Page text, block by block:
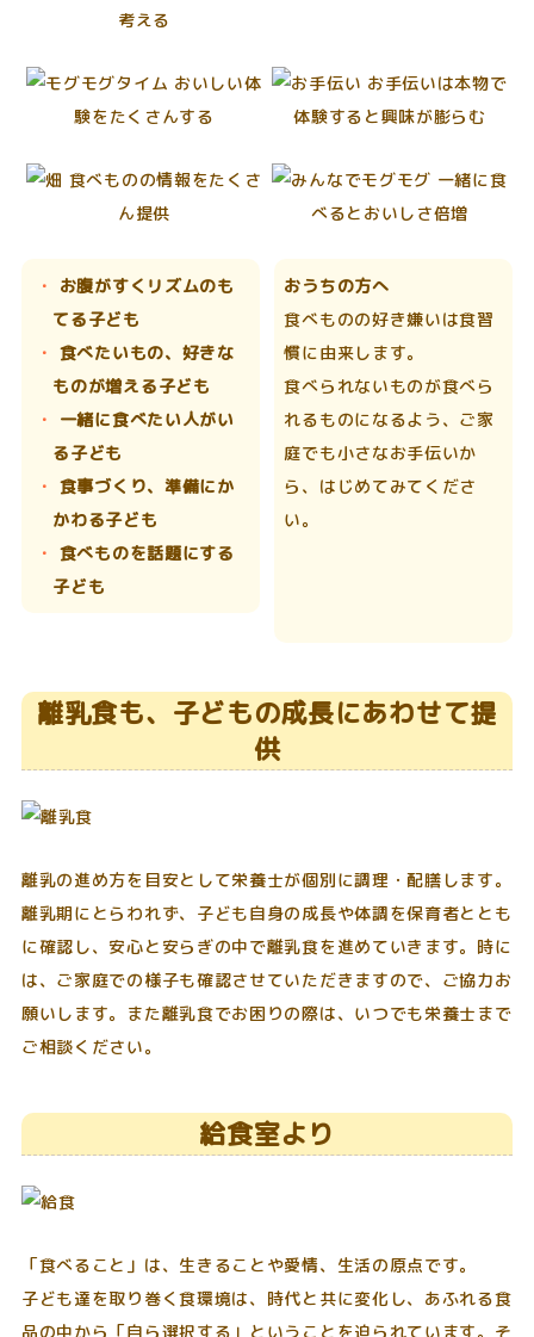
考える
おいしい体
験をたくさんする
お手伝いは本物で
体験すると興味が膨らむ
食べものの情報をたくさ
ん提供
一緒に食
べるとおいしさ倍増
お腹がすくリズムのも
てる子ども
食べたいもの、好きな
ものが増える子ども
一緒に食べたい人がい
る子ども
食事づくり、準備にか
かわる子ども
食べものを話題にする
子ども
おうちの方へ
食べものの好き嫌いは食習
慣に由来します。
食べられないものが食べら
れるものになるよう、ご家
庭でも小さなお手伝いか
ら、はじめてみてくださ
い。
離乳食も、子どもの成長にあわせて提
供
離乳の進め方を目安として栄養士が個別に調理・配膳します。
離乳期にとらわれず、子ども自身の成長や体調を保育者ととも
に確認し、安心と安らぎの中で離乳食を進めていきます。時に
は、ご家庭での様子も確認させていただきますので、ご協力お
願いします。また離乳食でお困りの際は、いつでも栄養士まで
ご相談ください。
給食室より
「食べること」は、生きることや愛情、生活の原点です。
子ども達を取り巻く食環境は、時代と共に変化し、あふれる食
品の中から「自ら選択する」ということを迫られています。そ